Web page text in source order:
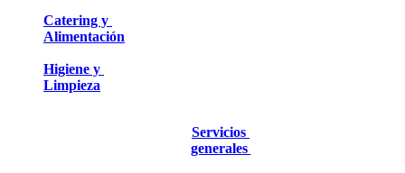
Catering y
Alimentación
Higiene y
Limpieza
Servicios
generales